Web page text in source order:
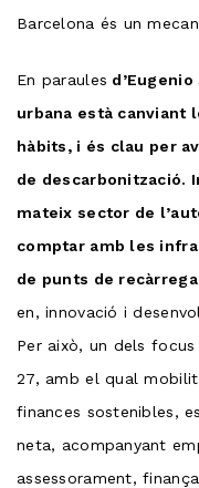
Barcelona és un
En paraules
urbana està canviant
hàbits, i és clau per
de descarbonització.
mateix sector de
comptar amb les
de punts de
en, innovació i
Per això, un dels
27, amb el qual
finances sostenibles,
neta, acompanyant
assessorament,